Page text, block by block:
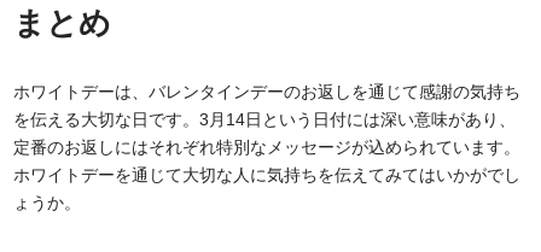
まとめ
ホワイトデーは、バレンタインデーのお返しを通じて感謝の気持ち
を伝える大切な日です。3月14日という日付には深い意味があり、
定番のお返しにはそれぞれ特別なメッセージが込められています。
ホワイトデーを通じて大切な人に気持ちを伝えてみてはいかがでし
ょうか。